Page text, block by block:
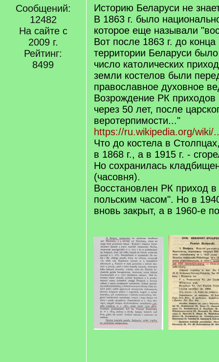
Сообщений:
12482
На сайте с
2009 г.
Рейтинг:
8499
q
]
Историю Беларуси не
В 1863 г. было
которое еще называли
Вот после 1863 г. до
территории Беларуси
число католических
земли костелов были
православное духовное
Возрождение РК приходов
через 50 лет, после
веротерпимости..."
https://ru.wikipedia.org/wiki/
Что до костела в
в 1868 г., а в 1915 г. -
Но сохранилась
(часовня).
Восстановлен РК приход в
польским часом". Но в
вновь закрыт, а в 1960-е